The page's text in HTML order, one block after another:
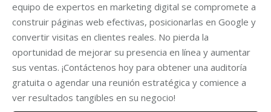
equipo de expertos en marketing digital se compromete a
construir páginas web efectivas, posicionarlas en Google y
convertir visitas en clientes reales. No pierda la
oportunidad de mejorar su presencia en línea y aumentar
sus ventas. ¡Contáctenos hoy para obtener una auditoría
gratuita o agendar una reunión estratégica y comience a
ver resultados tangibles en su negocio!